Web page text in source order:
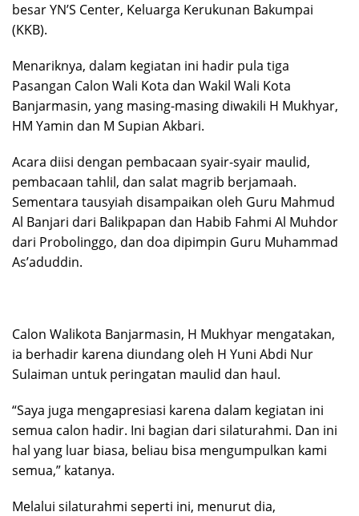
besar YN’S Center, Keluarga Kerukunan Bakumpai
(KKB).
Menariknya, dalam kegiatan ini hadir pula tiga
Pasangan Calon Wali Kota dan Wakil Wali Kota
Banjarmasin, yang masing-masing diwakili H Mukhyar,
HM Yamin dan M Supian Akbari.
Acara diisi dengan pembacaan syair-syair maulid,
pembacaan tahlil, dan salat magrib berjamaah.
Sementara tausyiah disampaikan oleh Guru Mahmud
Al Banjari dari Balikpapan dan Habib Fahmi Al Muhdor
dari Probolinggo, dan doa dipimpin Guru Muhammad
As’aduddin.
Calon Walikota Banjarmasin, H Mukhyar mengatakan,
ia berhadir karena diundang oleh H Yuni Abdi Nur
Sulaiman untuk peringatan maulid dan haul.
“Saya juga mengapresiasi karena dalam kegiatan ini
semua calon hadir. Ini bagian dari silaturahmi. Dan ini
hal yang luar biasa, beliau bisa mengumpulkan kami
semua,” katanya.
Melalui silaturahmi seperti ini, menurut dia,